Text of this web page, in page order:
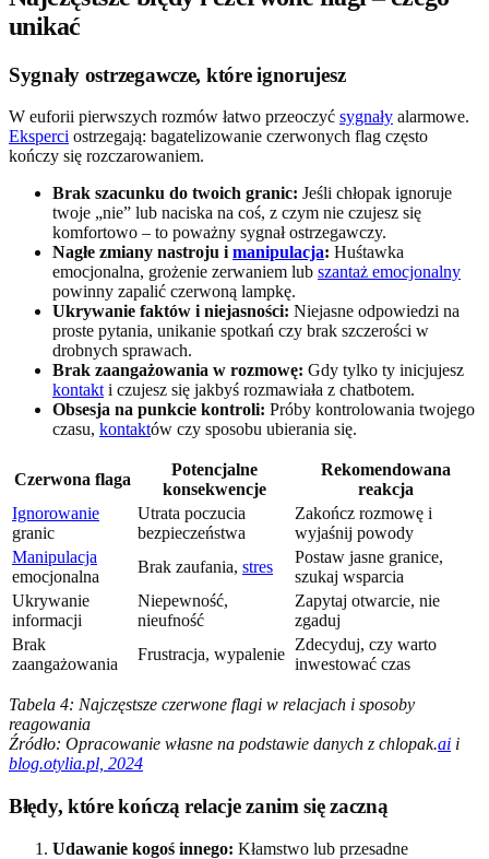
unikać
Sygnały ostrzegawcze, które ignorujesz
W euforii pierwszych rozmów łatwo przeoczyć sygnały alarmowe.
Eksperci ostrzegają: bagatelizowanie czerwonych flag często
kończy się rozczarowaniem.
Brak szacunku do twoich granic: Jeśli chłopak ignoruje
twoje „nie” lub naciska na coś, z czym nie czujesz się
komfortowo – to poważny sygnał ostrzegawczy.
Nagłe zmiany nastroju imanipulacja: Huśtawka
emocjonalna, grożenie zerwaniem lub szantaż emocjonalny
powinny zapalić czerwoną lampkę.
Ukrywanie faktów i niejasności: Niejasne odpowiedzi na
proste pytania, unikanie spotkań czy brak szczerości w
drobnych sprawach.
Brak zaangażowania w rozmowę: Gdy tylko ty inicjujesz
kontakti czujesz się jakbyś rozmawiała z chatbotem.
Obsesja na punkcie kontroli: Próby kontrolowania twojego
czasu, kontaktów czy sposobu ubierania się.
Czerwona flaga
Potencjalne
konsekwencje
Rekomendowana
reakcja
Ignorowanie
granic
Utrata poczucia
bezpieczeństwa
Zakończ rozmowę i
wyjaśnij powody
Manipulacja
emocjonalna
Brak zaufania, stres
Postaw jasne granice,
szukaj wsparcia
Ukrywanie
informacji
Niepewność,
nieufność
Zapytaj otwarcie, nie
zgaduj
Brak
zaangażowania
Frustracja, wypalenie
Zdecyduj, czy warto
inwestować czas
Tabela 4: Najczęstsze czerwone flagi w relacjach i sposoby
reagowania
Źródło: Opracowanie własne na podstawie danych z chlopak.ai i
blog.otylia.pl, 2024
Błędy, które kończą relacje zanim się zaczną
Udawanie kogoś innego: Kłamstwo lub przesadne